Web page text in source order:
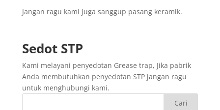
Jangan ragu kami juga sanggup pasang keramik.
Sedot STP
Kami melayani penyedotan Grease trap, Jika pabrik
Anda membutuhkan penyedotan STP jangan ragu
untuk menghubungi kami.